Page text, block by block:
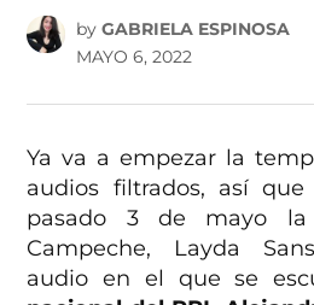
by GABRIELA ESPINOSA
MAYO 6, 2022
Ya va a empezar la
audios filtrados, así que
pasado 3 de mayo la
Campeche, Layda
audio en el que se